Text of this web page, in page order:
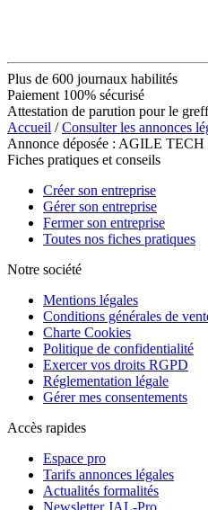
Plus de 600 journaux habilités
Paiement 100% sécurisé
Attestation de parution pour le
Accueil /Consulter les annonces
Annonce déposée : AGILE
Fiches pratiques et conseils
Créer son entreprise
Gérer son entreprise
Fermer son entreprise
Toutes nos fiches pratiques
Notre société
Mentions légales
Conditions générales de
Charte Cookies
Politique de confidentialité
Exercer vos droits RGPD
Réglementation légale
Gérer mes consentements
Accès rapides
Espace pro
Tarifs annonces légales
Actualités formalités
Newsletter JAL-Pro